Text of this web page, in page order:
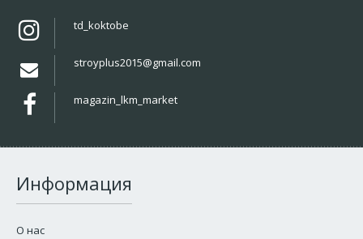
td_koktobe
stroyplus2015@gmail.com
magazin_lkm_market
Информация
О нас